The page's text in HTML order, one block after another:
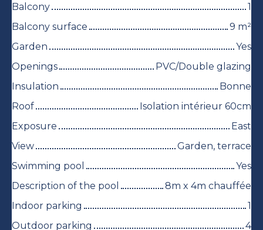
Balcony
1
Balcony surface
9 m²
Garden
Yes
Openings
PVC/Double glazing
Insulation
Bonne
Roof
Isolation intérieur 60cm
Exposure
East
View
Garden, terrace
Swimming pool
Yes
Description of the pool
8m x 4m chauffée
Indoor parking
1
Outdoor parking
4